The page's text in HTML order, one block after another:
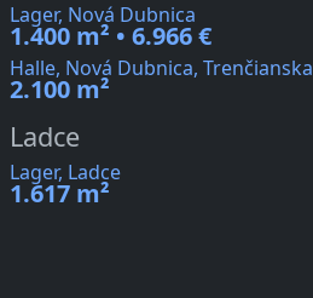
Lager, Nová Dubnica
1.400 m² • 6.966 €
Halle, Nová Dubnica, Trenčianska
2.100 m²
Ladce
Lager, Ladce
1.617 m²